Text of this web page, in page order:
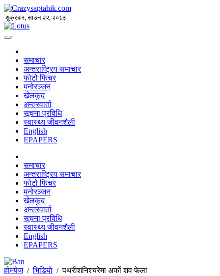
शुक्रबार, साउन २२, २०८३
समाचार
अन्तराष्ट्रिय समाचार
फोटो फिचर
मनोरञ्जन
खेलकुद
अन्तरवार्ता
सूचना प्रविधि
स्वास्थ्य जीवनशैली
English
EPAPERS
समाचार
अन्तराष्ट्रिय समाचार
फोटो फिचर
मनोरञ्जन
खेलकुद
अन्तरवार्ता
सूचना प्रविधि
स्वास्थ्य जीवनशैली
English
EPAPERS
होमपेज/भिडियो /पथरीशनिश्चरेमा अर्को शव फेला